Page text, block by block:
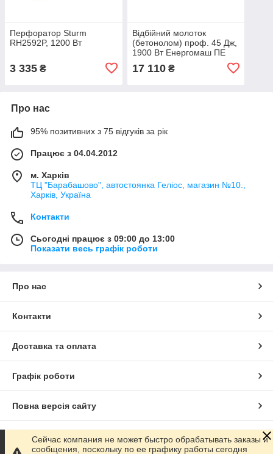
Перфоратор Sturm
RH2592P, 1200 Вт
3 335 ₴
Відбійний молоток
(бетонолом) проф. 45 Дж,
1900 Вт Енергомаш ПЕ
17 110₴
Про нас
95% позитивних з 75 відгуків за рік
Працює з 04.04.2012
м. Харків
ТЦ "Барабашово", автостоянка Геліос, магазин №10.,
Харків, Україна
Контакти
Сьогодні працює з 09:00 до 13:00
Показати весь графік роботи
Про нас
Контакти
Доставка та оплата
Графік роботи
Повна версія сайту
Сайт створено на маркетплейсі Prom.ua
Сейчас компания не может быстро обрабатывать заказы и
сообщения, поскольку по ее графику работы сегодня